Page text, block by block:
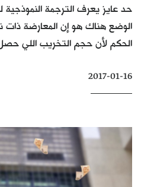
فكرة
دفاتر
كتّابنا
حد عايز يعرف الترجمة النموذجية
الوضع هناك هو إن المعارضة
الحكم لأن حجم التخريب اللي
2017-01-16